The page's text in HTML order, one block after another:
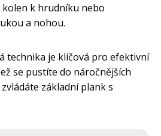
k hrudníku nebo
a nohou.
technika je klíčová pro efektivní
se pustíte do náročnějších
základní plank s